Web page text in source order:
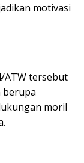
motivasi
ATW tersebut
berupa
moril